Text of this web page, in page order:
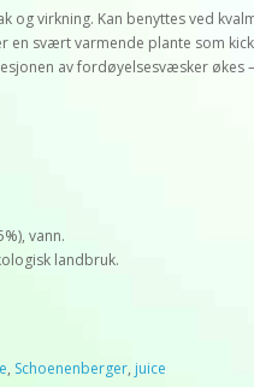
og virkning. Kan benyttes ved
en svært varmende plante som
av fordøyelsesvæsker
vann.
landbruk.
, Schoenenberger, juice